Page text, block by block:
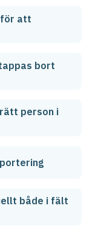
för att
bort
person i
både i fält